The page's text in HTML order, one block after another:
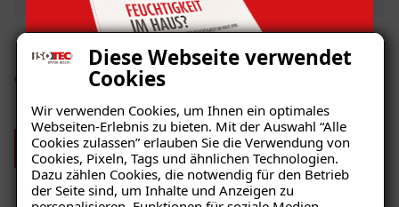
Diese Webseite verwendet
Cookies
Wir verwenden Cookies, um Ihnen ein optimales
Webseiten-Erlebnis zu bieten. Mit der Auswahl “Alle
Cookies zulassen” erlauben Sie die Verwendung von
Cookies, Pixeln, Tags und ähnlichen Technologien.
Dazu zählen Cookies, die notwendig für den Betrieb
der Seite sind, um Inhalte und Anzeigen zu
Wir sind stolz auf unser Team
Mehr über uns